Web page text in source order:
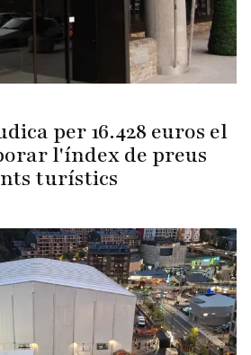
per 16.428 euros el
l'índex de preus
turístics